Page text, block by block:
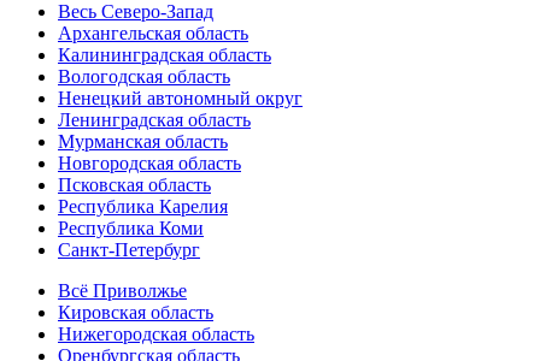
Весь Северо-Запад
Архангельская область
Калининградская область
Вологодская область
Ненецкий автономный округ
Ленинградская область
Мурманская область
Новгородская область
Псковская область
Республика Карелия
Республика Коми
Санкт-Петербург
Всё Приволжье
Кировская область
Нижегородская область
Оренбургская область